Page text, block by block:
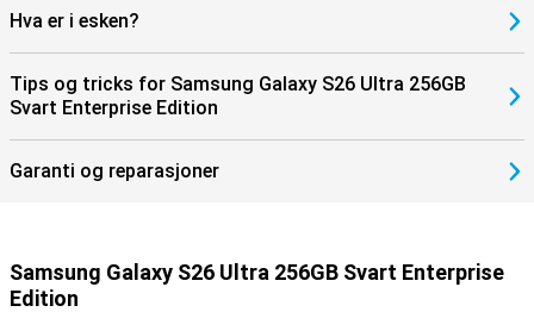
S26+.
Hva er i esken?
Tips og tricks for Samsung Galaxy S26 Ultra 256GB
Svart Enterprise Edition
Garanti og reparasjoner
Samsung Galaxy S26 Ultra 256GB Svart Enterprise
Edition